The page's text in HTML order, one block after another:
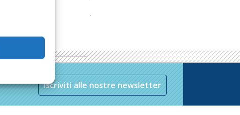
Iscriviti alle nostre newsletter